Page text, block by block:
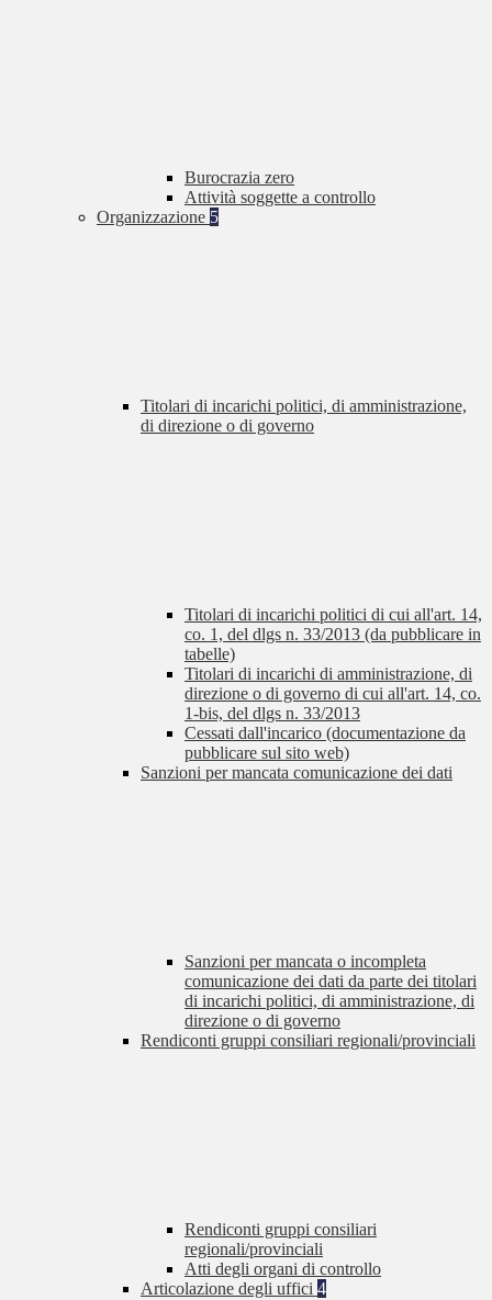
Burocrazia zero
Attività soggette a controllo
Organizzazione 5
Titolari di incarichi politici, di amministrazione,
di direzione o di governo
Titolari di incarichi politici di cui all'art. 14,
co. 1, del dlgs n. 33/2013 (da pubblicare in
tabelle)
Titolari di incarichi di amministrazione, di
direzione o di governo di cui all'art. 14, co.
1-bis, del dlgs n. 33/2013
Cessati dall'incarico (documentazione da
pubblicare sul sito web)
Sanzioni per mancata comunicazione dei dati
Sanzioni per mancata o incompleta
comunicazione dei dati da parte dei titolari
di incarichi politici, di amministrazione, di
direzione o di governo
Rendiconti gruppi consiliari regionali/provinciali
Rendiconti gruppi consiliari
regionali/provinciali
Atti degli organi di controllo
Articolazione degli uffici 4